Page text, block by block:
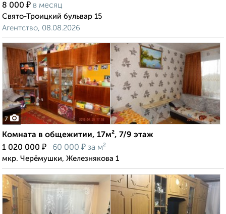
8 000 ₽ в месяц
Свято-Троицкий бульвар 15
Агентство, 08.08.2026
7
Комната в общежитии, 17м², 7/9 этаж
1 020 000 ₽ 60 000 ₽ за м²
мкр. Черёмушки, Железнякова 1